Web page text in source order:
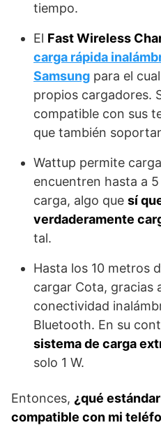
tiempo.
El Fast Wireless
carga rápida
Samsung para el
propios cargadores.
compatible con sus
que también
Wattup permite
encuentren hasta a
carga, algo que sí
verdaderamente
tal.
Hasta los 10 metros
cargar Cota, gracias
conectividad
Bluetooth. En su
sistema de carga
solo 1 W.
Entonces, ¿qué
compatible con mi